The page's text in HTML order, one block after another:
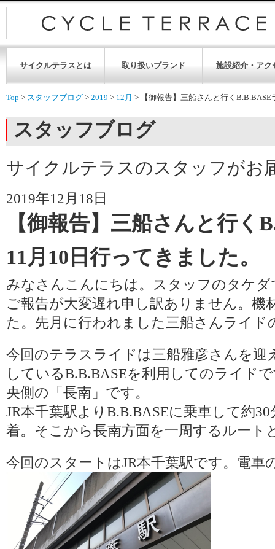
サイクルテラスとは 取り扱いブランド 施設紹介・アク
Top > スタッフブログ > 2019 > 12月 > 【御報告】三船さんと行く
スタッフブログ
サイクルテラスのスタッフがお
2019年12月18日
【御報告】三船さんと行
11月10日行ってきました。
みなさんこんにちは。スタッフのタケダ
ご報告が大変遅れ申し訳ありません。機
た。先月に行われました三船さんライド
今回のテラスライドは三船雅彦さんを迎
しているB.B.BASEを利用してのライド
央側の「長南」です。
JR本千葉駅よりB.B.BASEに乗車して約
着。そこから長南方面を一周するルート
今回のスタートはJR本千葉駅です。電車